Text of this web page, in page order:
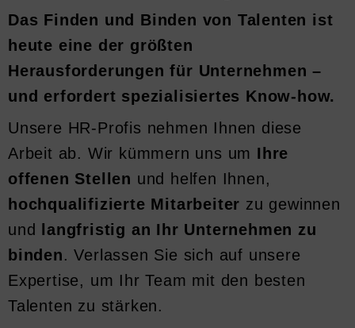
Das Finden und Binden von Talenten ist
heute eine der größten
Herausforderungen für Unternehmen –
und erfordert spezialisiertes Know-how.
Unsere HR-Profis nehmen Ihnen diese
Arbeit ab. Wir kümmern uns um Ihre
offenen Stellen und helfen Ihnen,
hochqualifizierte Mitarbeiter zu gewinnen
und
langfristig an Ihr Unternehmen zu
binden. Verlassen Sie sich auf unsere
Expertise, um Ihr Team mit den besten
Talenten zu stärken.